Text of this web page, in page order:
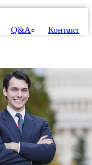
Q&A Контакт